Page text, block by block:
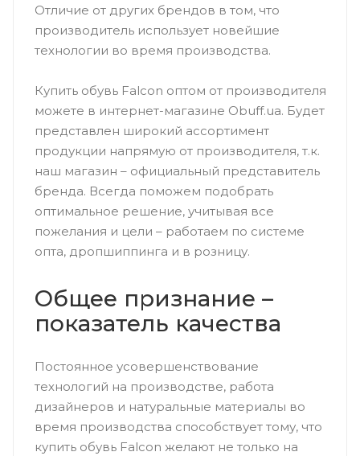
Отличие от других брендов в том, что
производитель использует новейшие
технологии во время производства.
Купить обувь Falcon оптом от производителя
можете в интернет-магазине Obuff.ua. Будет
представлен широкий ассортимент
продукции напрямую от производителя, т.к.
наш магазин – официальный представитель
бренда. Всегда поможем подобрать
оптимальное решение, учитывая все
пожелания и цели – работаем по системе
опта, дропшиппинга и в розницу.
Общее признание –
показатель качества
Постоянное усовершенствование
технологий на производстве, работа
дизайнеров и натуральные материалы во
время производства способствует тому, что
купить обувь Falcon желают не только на